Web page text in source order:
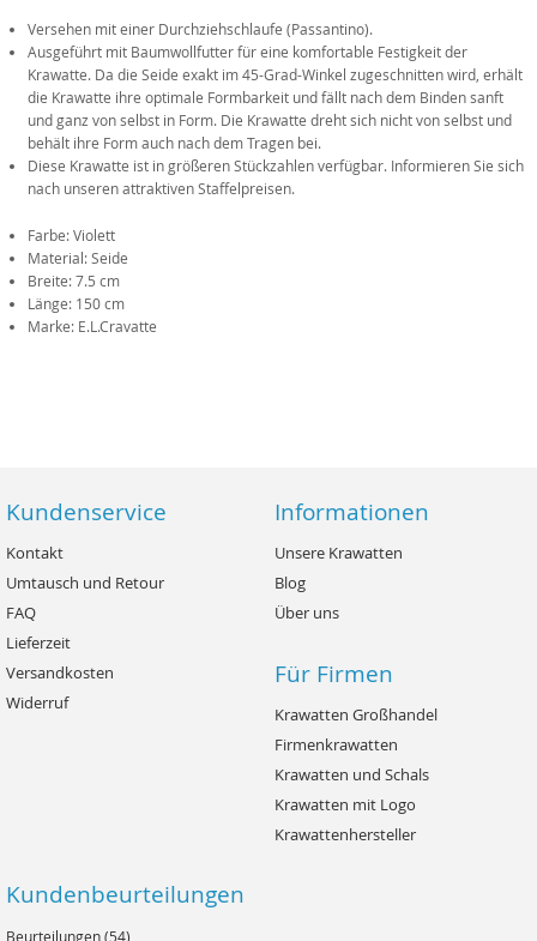
Versehen mit einer Durchziehschlaufe (Passantino).
Ausgeführt mit Baumwollfutter für eine komfortable Festigkeit der
Krawatte. Da die Seide exakt im 45-Grad-Winkel zugeschnitten wird, erhält
die Krawatte ihre optimale Formbarkeit und fällt nach dem Binden sanft
und ganz von selbst in Form. Die Krawatte dreht sich nicht von selbst und
behält ihre Form auch nach dem Tragen bei.
Diese Krawatte ist in größeren Stückzahlen verfügbar. Informieren Sie sich
nach unseren attraktiven Staffelpreisen.
Farbe: Violett
Material: Seide
Breite: 7.5 cm
Länge: 150 cm
Marke: E.L.Cravatte
Kundenservice
Kontakt
Umtausch und Retour
FAQ
Lieferzeit
Versandkosten
Widerruf
Informationen
Unsere Krawatten
Blog
Über uns
Für Firmen
Krawatten Großhandel
Firmenkrawatten
Krawatten und Schals
Krawatten mit Logo
Krawattenhersteller
Kundenbeurteilungen
Beurteilungen (54)